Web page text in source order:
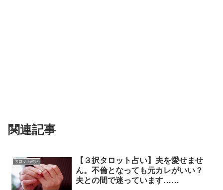
関連記事
タロット占い
【３択タロット占い】夫を愛せませ
ん。不倫となっても元カレがいい？
夫との間で迷っています……